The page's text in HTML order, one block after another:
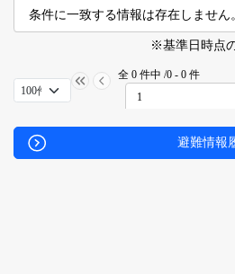
発令区分
発令対象地区
条件に一致する情報は存在しません
※基準日時点
全 0 件中 /0 - 0 件
避難情報